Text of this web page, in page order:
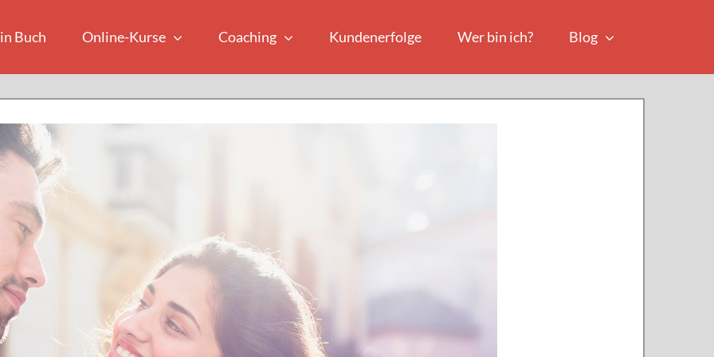
Buch Online-Kurse Coaching Kundenerfolge Wer bin ich? Blog